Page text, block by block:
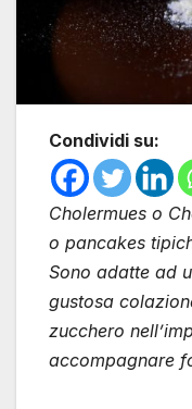
Condividi su:
Cholermues o
o pancakes
Sono adatte ad
gustosa
zucchero
accompagnare